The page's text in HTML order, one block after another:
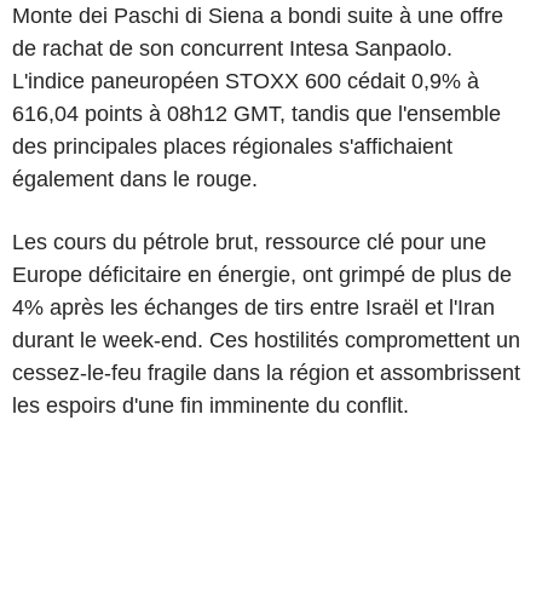
Monte dei Paschi di Siena a bondi suite à une offre
de rachat de son concurrent Intesa Sanpaolo.
L'indice paneuropéen STOXX 600 cédait 0,9% à
616,04 points à 08h12 GMT, tandis que l'ensemble
des principales places régionales s'affichaient
également dans le rouge.
Les cours du pétrole brut, ressource clé pour une
Europe déficitaire en énergie, ont grimpé de plus de
4% après les échanges de tirs entre Israël et l'Iran
durant le week-end. Ces hostilités compromettent un
cessez-le-feu fragile dans la région et assombrissent
les espoirs d'une fin imminente du conflit.